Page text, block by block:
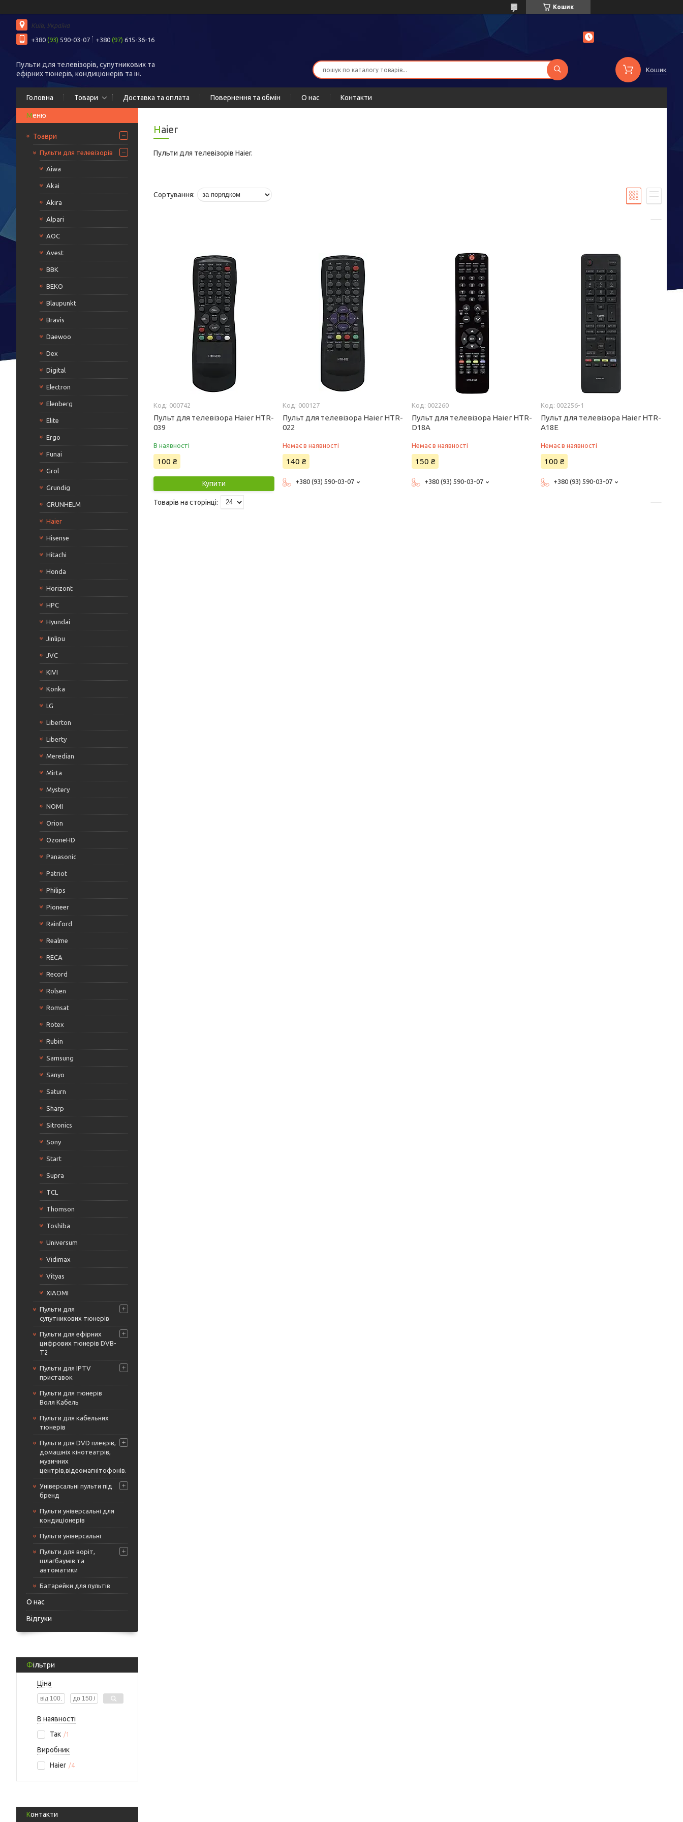
Кошик
Київ, Україна
+380 (93) 590-03-07 +380 (97) 615-36-16
Пульти для телевізорів, супутникових та
ефірних тюнерів, кондиціонерів та ін.
Кошик
Головна Товари Доставка та оплата Повернення та обмін О нас Контакти
Тоаври
Пульти для телевізорів
Aiwa
Akai
Akira
Alpari
AOC
Avest
BBK
BEKO
Blaupunkt
Bravis
Daewoo
Dex
Digital
Electron
Elenberg
Elite
Ergo
Funai
Grol
Grundig
GRUNHELM
Haier
Hisense
Hitachi
Honda
Horizont
HPC
Hyundai
Jinlipu
JVC
KIVI
Konka
LG
Liberton
Liberty
Meredian
Mirta
Mystery
NOMI
Orion
OzoneHD
Panasonic
Patriot
Philips
Pioneer
Rainford
Realme
RECA
Record
Rolsen
Romsat
Rotex
Rubin
Samsung
Sanyo
Saturn
Sharp
Sitronics
Sony
Start
Supra
TCL
Thomson
Toshiba
Universum
Vidimax
Vityas
XIAOMI
Пульти для
супутникових тюнерів
Пульти для ефірних
цифрових тюнерів DVB-
T2
Пульти для IPTV
приставок
Пульти для тюнерів
Воля Кабель
Пульти для кабельних
тюнерів
Пульти для DVD плеєрів,
домашніх кінотеатрів,
музичних
центрів,відеомагнітофонів.
Універсальні пульти під
бренд
Пульти універсальні для
кондиціонерів
Пульти універсальні
Пульти для воріт,
шлагбаумів та
автоматики
Батарейки для пультів
О нас
Відгуки
Фільтри
Ціна
В наявності
Так
1
Виробник
Haier
4
Контакти
Haier
Пульти для телевізорів Haier.
000742
Пульт для телевізора Haier HTR-
039
В наявності
100 ₴
Купити
000127
Пульт для телевізора Haier HTR-
022
Немає в наявності
140 ₴
+380 (93) 590-03-07
002260
Пульт для телевізора Haier HTR-
D18A
Немає в наявності
150 ₴
+380 (93) 590-03-07
002256-1
Пульт для телевізора Haier HTR-
A18E
Немає в наявності
100 ₴
+380 (93) 590-03-07